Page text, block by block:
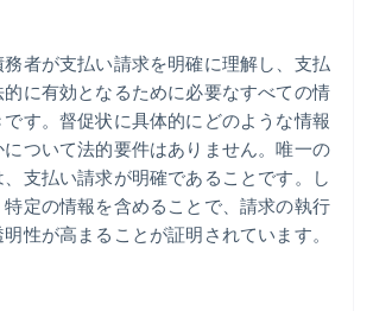
者が支払い請求を明確に理解し、支払
に有効となるために必要なすべての情
す。督促状に具体的にどのような情報
について法的要件はありません。唯一の
支払い請求が明確であることです。し
定の情報を含めることで、請求の執行
性が高まることが証明されています。